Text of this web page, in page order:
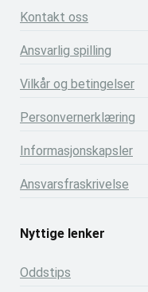
Kontakt oss
Ansvarlig spilling
Vilkår og betingelser
Personvernerklæring
Informasjonskapsler
Ansvarsfraskrivelse
Nyttige lenker
Oddstips